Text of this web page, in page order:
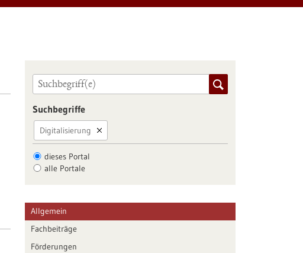
Suchbegriffe
Digitalisierung
dieses Portal
alle Portale
Allgemein
Fachbeiträge
Förderungen